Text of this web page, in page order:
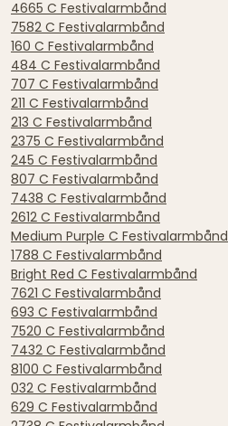
4665 C Festivalarmbånd
7582 C Festivalarmbånd
160 C Festivalarmbånd
484 C Festivalarmbånd
707 C Festivalarmbånd
211 C Festivalarmbånd
213 C Festivalarmbånd
2375 C Festivalarmbånd
245 C Festivalarmbånd
807 C Festivalarmbånd
7438 C Festivalarmbånd
2612 C Festivalarmbånd
Medium Purple C Festivalarmbånd
1788 C Festivalarmbånd
Bright Red C Festivalarmbånd
7621 C Festivalarmbånd
693 C Festivalarmbånd
7520 C Festivalarmbånd
7432 C Festivalarmbånd
8100 C Festivalarmbånd
032 C Festivalarmbånd
629 C Festivalarmbånd